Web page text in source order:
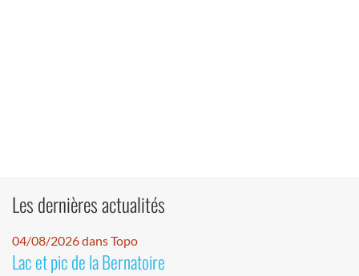
Les dernières actualités
04/08/2026 dans Topo
Lac et pic de la Bernatoire